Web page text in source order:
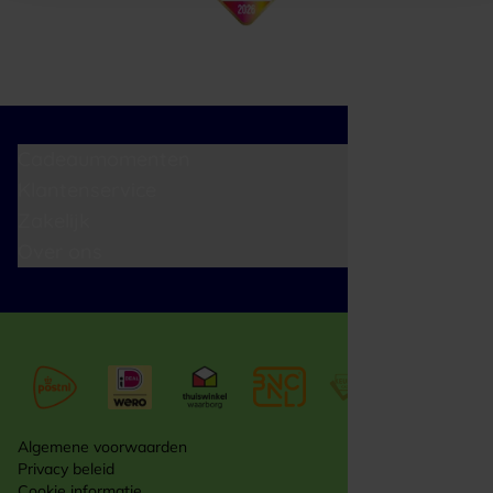
Algemene voorwaarden
Privacy beleid